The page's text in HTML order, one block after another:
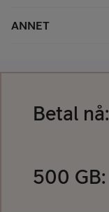
ANNET
Betal nå:
500 GB: